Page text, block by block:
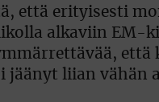
että erityisesti
alkaviin EM-
että
jäänyt liian vähän